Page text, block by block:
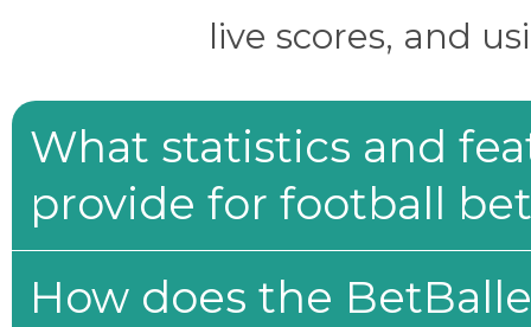
live scores, and
What statistics and
provide for football
How does the